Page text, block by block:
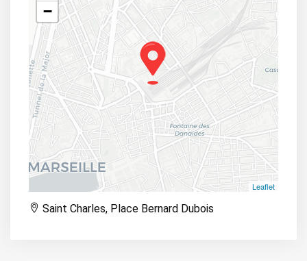
−
Leaflet
Saint Charles, Place Bernard Dubois